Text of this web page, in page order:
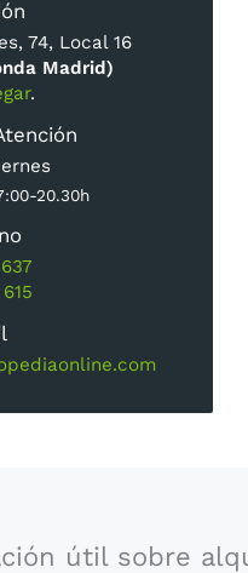
74, Local 16
Madrid)
.
20.30h
útil sobre